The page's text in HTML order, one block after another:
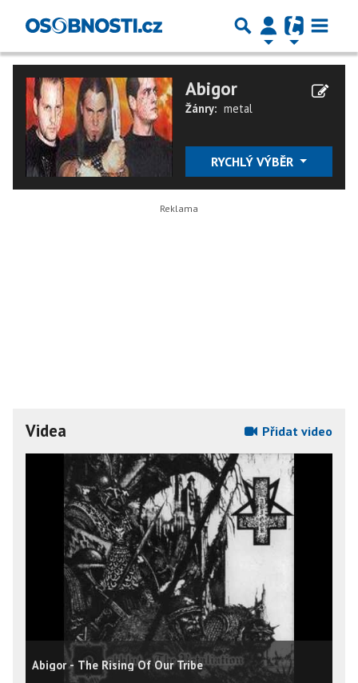
Abigor
Žánry: metal
RYCHLÝ VÝBĚR
Videa Přidat video
Abigor - The Rising Of Our Tribe